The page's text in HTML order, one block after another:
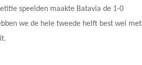
speelden maakte Batavia de 1-0
we de hele tweede helft best wel met